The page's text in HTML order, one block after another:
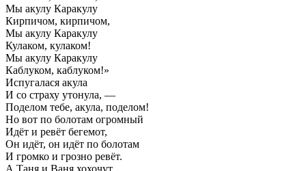
Мы акулу Каракулу
Кирпичом, кирпичом,
Мы акулу Каракулу
Кулаком, кулаком!
Мы акулу Каракулу
Каблуком, каблуком!»
Испугалася акула
И со страху утонула, —
Поделом тебе, акула, поделом!
Но вот по болотам огромный
Идёт и ревёт бегемот,
Он идёт, он идёт по болотам
И громко и грозно ревёт.